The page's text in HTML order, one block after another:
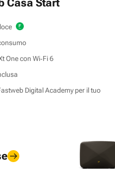
Casa Start
One con Wi‑Fi 6
Digital Academy per il tuo